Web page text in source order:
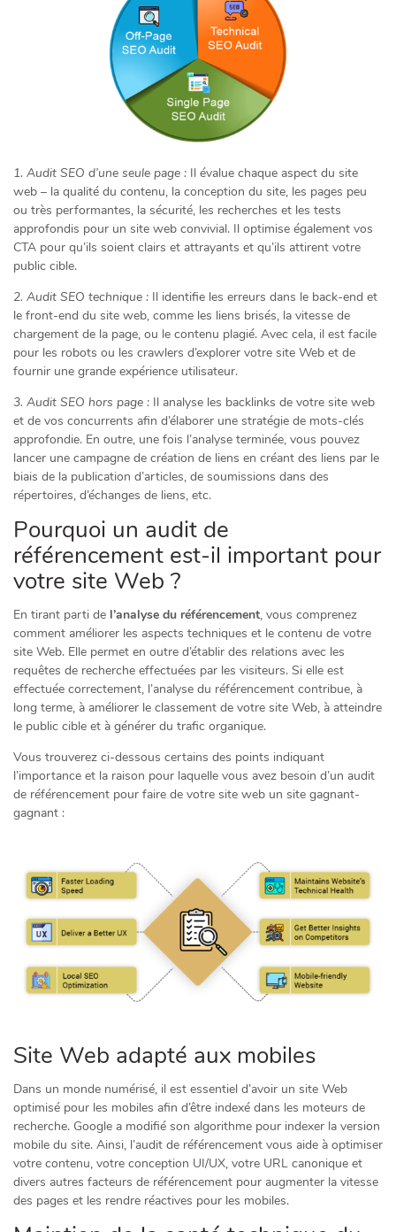
1. Audit SEO d’une seule page : Il évalue chaque aspect du site
web – la qualité du contenu, la conception du site, les pages peu
ou très performantes, la sécurité, les recherches et les tests
approfondis pour un site web convivial. Il optimise également vos
CTA pour qu’ils soient clairs et attrayants et qu’ils attirent votre
public cible.
2. Audit SEO technique : Il identifie les erreurs dans le back-end et
le front-end du site web, comme les liens brisés, la vitesse de
chargement de la page, ou le contenu plagié. Avec cela, il est facile
pour les robots ou les crawlers d’explorer votre site Web et de
fournir une grande expérience utilisateur.
3. Audit SEO hors page : Il analyse les backlinks de votre site web
et de vos concurrents afin d’élaborer une stratégie de mots-clés
approfondie. En outre, une fois l’analyse terminée, vous pouvez
lancer une campagne de création de liens en créant des liens par le
biais de la publication d’articles, de soumissions dans des
répertoires, d’échanges de liens, etc.
Pourquoi un audit de
référencement est-il important pour
votre site Web ?
En tirant parti de l’analyse du référencement, vous comprenez
comment améliorer les aspects techniques et le contenu de votre
site Web. Elle permet en outre d’établir des relations avec les
requêtes de recherche effectuées par les visiteurs. Si elle est
effectuée correctement, l’analyse du référencement contribue, à
long terme, à améliorer le classement de votre site Web, à atteindre
le public cible et à générer du trafic organique.
Vous trouverez ci-dessous certains des points indiquant
l’importance et la raison pour laquelle vous avez besoin d’un audit
de référencement pour faire de votre site web un site gagnant-
gagnant :
Site Web adapté aux mobiles
Dans un monde numérisé, il est essentiel d’avoir un site Web
optimisé pour les mobiles afin d’être indexé dans les moteurs de
recherche. Google a modifié son algorithme pour indexer la version
mobile du site. Ainsi, l’audit de référencement vous aide à optimiser
votre contenu, votre conception UI/UX, votre URL canonique et
divers autres facteurs de référencement pour augmenter la vitesse
des pages et les rendre réactives pour les mobiles.